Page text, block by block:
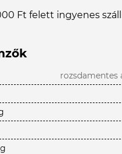
Ft felett ingyenes
rozsdamentes